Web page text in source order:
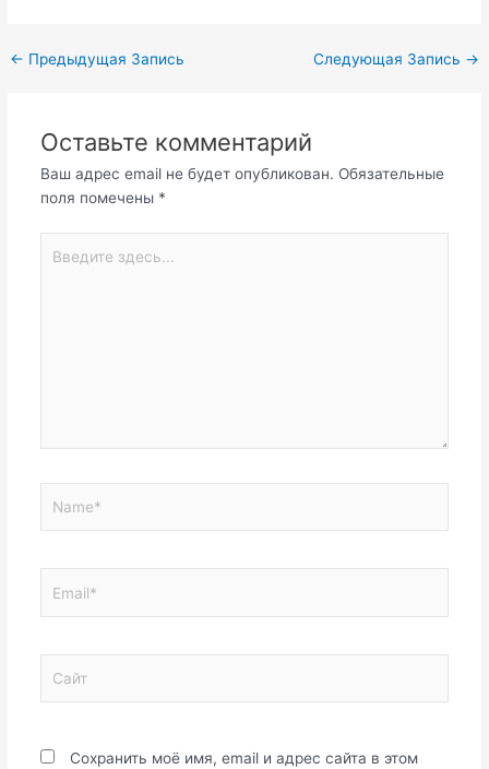
← Предыдущая Запись Следующая Запись →
Оставьте комментарий
Ваш адрес email не будет опубликован. Обязательные
поля помечены *
здесь...
Сохранить моё имя, email и адрес сайта в этом